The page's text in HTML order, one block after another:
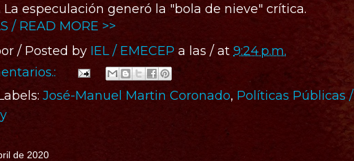
La especulación generó la "bola de nieve" crítica.
/ READ MORE >>
/ Posted by IEL / EMECEP a las / at 9:24 p.m.
José-Manuel Martin Coronado, Políticas Públicas /
de 2020